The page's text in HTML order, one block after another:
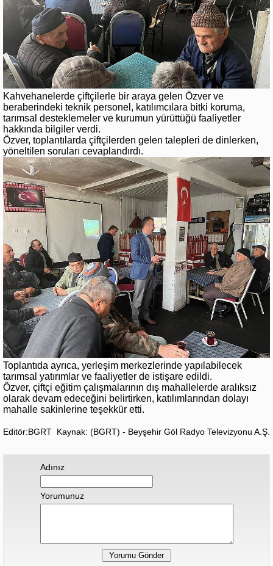
Kahvehanelerde çiftçilerle bir araya gelen Özver ve
beraberindeki teknik personel, katılımcılara bitki koruma,
tarımsal desteklemeler ve kurumun yürüttüğü faaliyetler
hakkında bilgiler verdi.
Özver, toplantılarda çiftçilerden gelen talepleri de dinlerken,
yöneltilen soruları cevaplandırdı.
Toplantıda ayrıca, yerleşim merkezlerinde yapılabilecek
tarımsal yatırımlar ve faaliyetler de istişare edildi.
Özver, çiftçi eğitim çalışmalarının dış mahallelerde aralıksız
olarak devam edeceğini belirtirken, katılımlarından dolayı
mahalle sakinlerine teşekkür etti.
Editör:BGRT Kaynak: (BGRT) - Beyşehir Göl Radyo Televizyonu A.Ş.
Adınız
Yorumunuz